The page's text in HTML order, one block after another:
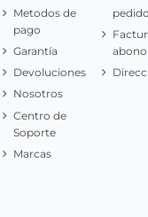
Metodos de
pago
Garantía
Devoluciones
Nosotros
Centro de
Soporte
Marcas
abono